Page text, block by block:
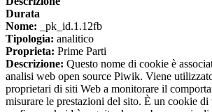
Durata
Nome: _pk_id.1.12fb
Tipologia: analitico
Proprieta: Prime Parti
Descrizione: Questo nome di cookie è
analisi web open source Piwik. Viene
proprietari di siti Web a monitorare il
misurare le prestazioni del sito. È un cookie